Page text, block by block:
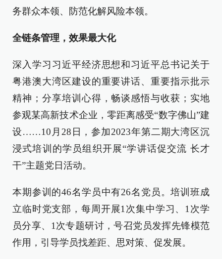
务群众本领、防范化解风险本领。
全链条管理，效果最大化
深入学习习近平经济思想和习近平总书记关于
粤港澳大湾区建设的重要讲话、重要指示批示
精神；分享培训心得，畅谈感悟与收获；实地
参观某高新技术企业，零距离感受“数字佛山”建
设……10月28日，参加2023年第二期大湾区沉
浸式培训的学员组织开展“学讲话促交流 长才
干”主题党日活动。
本期参训的46名学员中有26名党员。培训班成
立临时党支部，每周开展1次集中学习、1次学
员分享、1次专题研讨，号召党员发挥先锋模范
作用，引导学员找差距、思对策、促发展。